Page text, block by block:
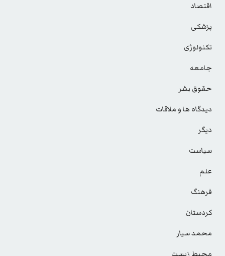
اقتصاد
پزشکی
تکنولوژی
جامعه
حقوق بشر
دیدگاه ها و ملاقات
دیگر
سیاست
علم
فرهنگ
کردستان
محمد سیار